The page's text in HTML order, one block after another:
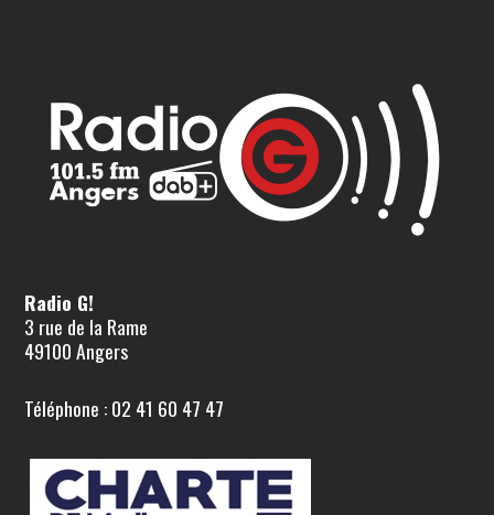
Radio G!
3 rue de la Rame
49100 Angers
Téléphone : 02 41 60 47 47